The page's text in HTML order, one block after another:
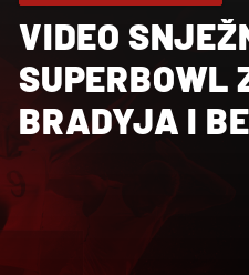
VIDEO
SUPERBOWL
BRADYJA I